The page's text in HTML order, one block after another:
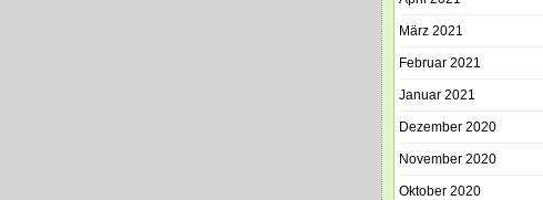
März 2021
Februar 2021
Januar 2021
Dezember 2020
November 2020
Oktober 2020